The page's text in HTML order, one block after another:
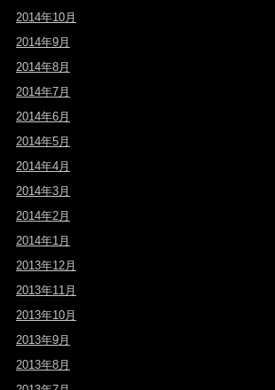
2014年10月
2014年9月
2014年8月
2014年7月
2014年6月
2014年5月
2014年4月
2014年3月
2014年2月
2014年1月
2013年12月
2013年11月
2013年10月
2013年9月
2013年8月